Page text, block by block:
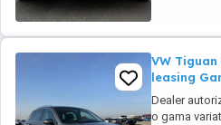
VW
leasing
Dealer
o gama